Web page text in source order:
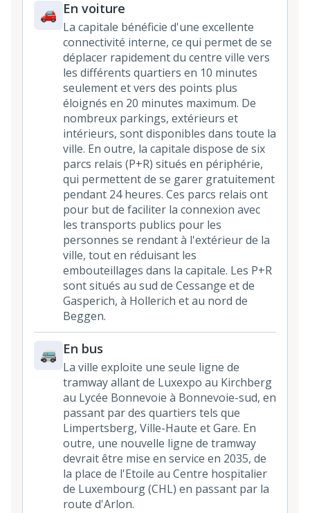
En voiture
La capitale bénéficie d'une excellente
connectivité interne, ce qui permet de se
déplacer rapidement du centre ville vers
les différents quartiers en 10 minutes
seulement et vers des points plus
éloignés en 20 minutes maximum. De
nombreux parkings, extérieurs et
intérieurs, sont disponibles dans toute la
ville. En outre, la capitale dispose de six
parcs relais (P+R) situés en périphérie,
qui permettent de se garer gratuitement
pendant 24 heures. Ces parcs relais ont
pour but de faciliter la connexion avec
les transports publics pour les
personnes se rendant à l'extérieur de la
ville, tout en réduisant les
embouteillages dans la capitale. Les P+R
sont situés au sud de Cessange et de
Gasperich, à Hollerich et au nord de
Beggen.
En bus
La ville exploite une seule ligne de
tramway allant de Luxexpo au Kirchberg
au Lycée Bonnevoie à Bonnevoie-sud, en
passant par des quartiers tels que
Limpertsberg, Ville-Haute et Gare. En
outre, une nouvelle ligne de tramway
devrait être mise en service en 2035, de
la place de l'Etoile au Centre hospitalier
de Luxembourg (CHL) en passant par la
route d'Arlon.